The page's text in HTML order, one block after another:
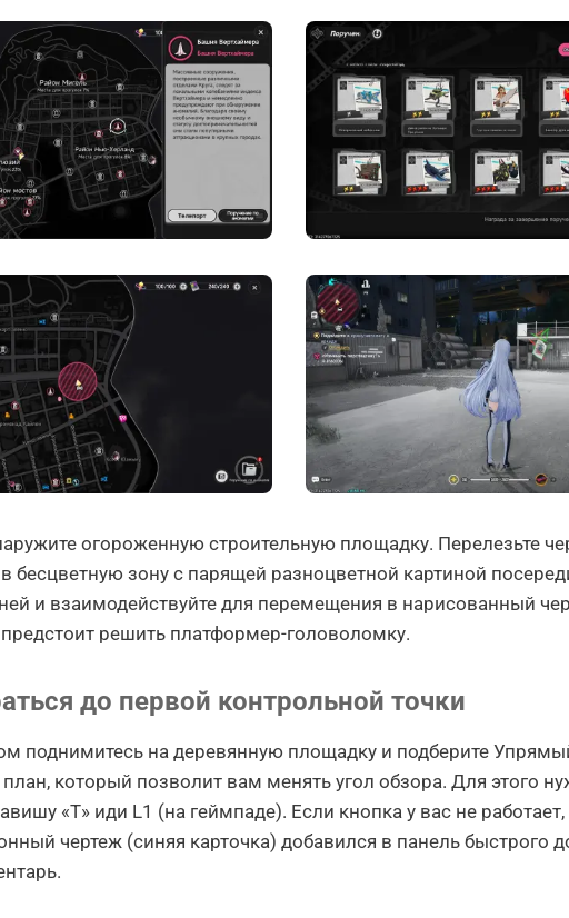
огороженную строительную площадку. Перелезьте
бесцветную зону с парящей разноцветной картиной
и взаимодействуйте для перемещения в нарисованный
решить платформер-головоломку.
до первой контрольной точки
поднимитесь на деревянную площадку и подберите
который позволит вам менять угол обзора. Для этого
«Т» иди L1 (на геймпаде). Если кнопка у вас не работает,
чертеж (синяя карточка) добавился в панель быстрого